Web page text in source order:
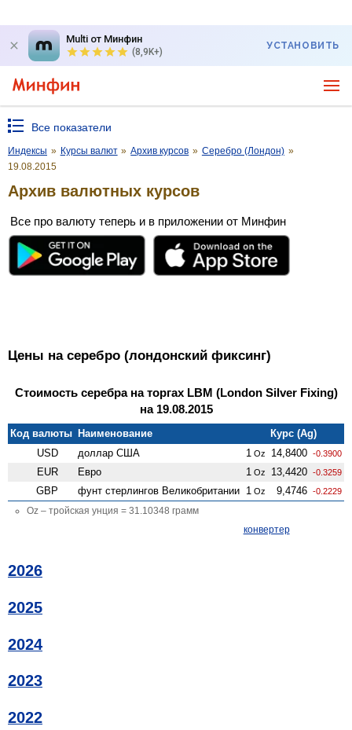
Multi от Минфин
(8,9K+)
УСТАНОВИТЬ
Все показатели
Индексы » Курсы валют » Архив курсов » Серебро (Лондон) »
19.08.2015
Архив валютных курсов
Все про валюту теперь и в приложении от Минфин
Цены на серебро (лондонский фиксинг)
Стоимость серебра на торгах LBM (London Silver Fixing)
на 19.08.2015
Код валюты Наименование
Курс (Ag)
USD
доллар США 1 Oz 14,8400 -0.3900
EUR Евро 1 Oz 13,4420 -0.3259
GBP фунт стерлингов Велико­британии 1 Oz 9,4746 -0.2229
Oz – тройская унция = 31.10348 грамм
конвертер
2026
2025
2024
2023
2022